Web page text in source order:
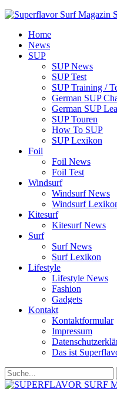
Home
News
SUP
SUP News
SUP Test
SUP Training /
German SUP
German SUP
SUP Touren
How To SUP
SUP Lexikon
Foil
Foil News
Foil Test
Windsurf
Windsurf News
Windsurf
Kitesurf
Kitesurf News
Surf
Surf News
Surf Lexikon
Lifestyle
Lifestyle News
Fashion
Gadgets
Kontakt
Kontaktformular
Impressum
Das ist